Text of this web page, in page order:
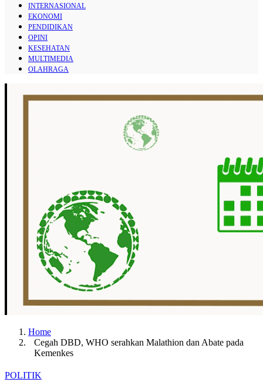
INTERNASIONAL
EKONOMI
PENDIDIKAN
OPINI
KESEHATAN
MULTIMEDIA
OLAHRAGA
Home
Cegah DBD, WHO serahkan Malathion dan Abate pada
Kemenkes
POLITIK